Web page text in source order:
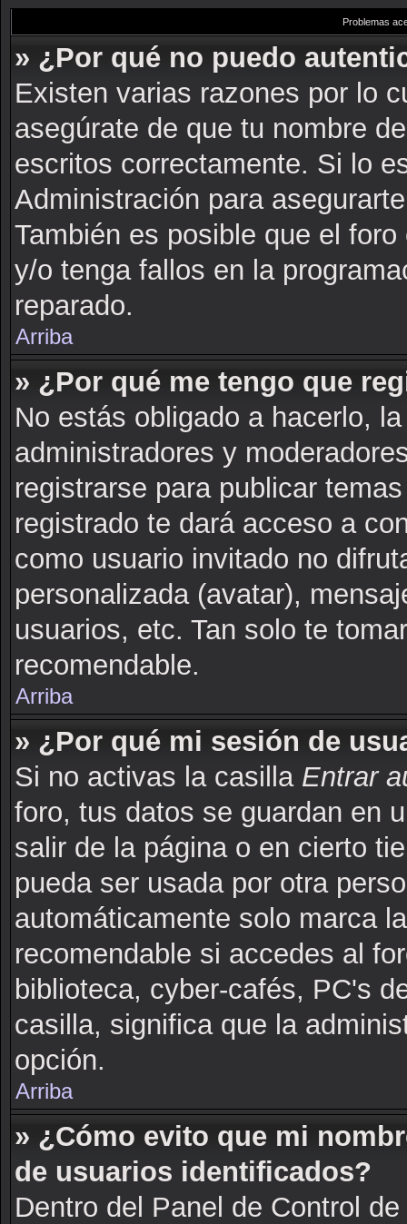
Problemas
» ¿Por qué no puedo
Existen varias razones por lo
asegúrate de que tu nombre
escritos correctamente. Si lo
Administración para
También es posible que el
y/o tenga fallos en la
reparado.
Arriba
» ¿Por qué me tengo que
No estás obligado a hacerlo,
administradores y
registrarse para publicar
registrado te dará acceso a
como usuario invitado no
personalizada (avatar),
usuarios, etc. Tan solo te
recomendable.
Arriba
» ¿Por qué mi sesión de
Si no activas la casilla Entrar
foro, tus datos se guardan en
salir de la página o en cierto
pueda ser usada por otra
automáticamente solo marca
recomendable si accedes al
biblioteca, cyber-cafés, PC's
casilla, significa que la
opción.
Arriba
» ¿Cómo evito que mi
de usuarios identificados?
Dentro del Panel de Control